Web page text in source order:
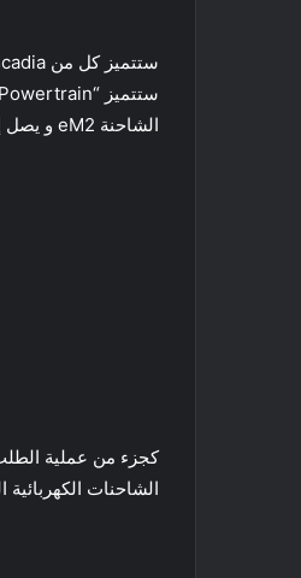
الشاحنة eM2 و يصل إلي 250 ميلًا في eCascadia وهذهالنطاقات تعتبر من أعلي نطاقات السير للشاحنات بالولايات المتحدة الامريكية .
الشاحنات